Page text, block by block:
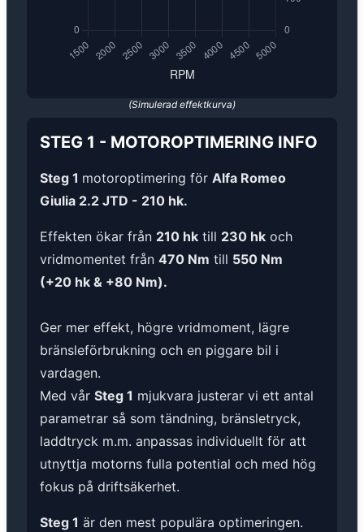
(Simulerad effektkurva)
STEG 1 - MOTOROPTIMERING INFO
Steg 1 motoroptimering för Alfa Romeo
Giulia 2.2 JTD - 210 hk.
Effekten ökar från 210 hk till 230 hk och
vridmomentet från 470 Nm till 550 Nm
(+20 hk & +80 Nm).
Ger mer effekt, högre vridmoment, lägre
bränsleförbrukning och en piggare bil i
vardagen.
Med vår Steg 1 mjukvara justerar vi ett antal
parametrar så som tändning, bränsletryck,
laddtryck m.m. anpassas individuellt för att
utnyttja motorns fulla potential och med hög
fokus på driftsäkerhet.
Steg 1 är den mest populära optimeringen.